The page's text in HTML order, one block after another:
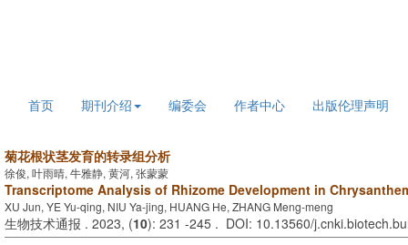
首页 期刊介绍 编委会 作者中心 出版伦理声明
菊花根状茎发育的转录组分析
徐俊, 叶雨晴, 牛雅静, 黄河, 张蒙蒙
Transcriptome Analysis of Rhizome Development in
XU Jun, YE Yu-qing, NIU Ya-jing, HUANG He, ZHANG Meng-meng
生物技术通报 . 2023, (10): 231 -245 . DOI: 10.13560/